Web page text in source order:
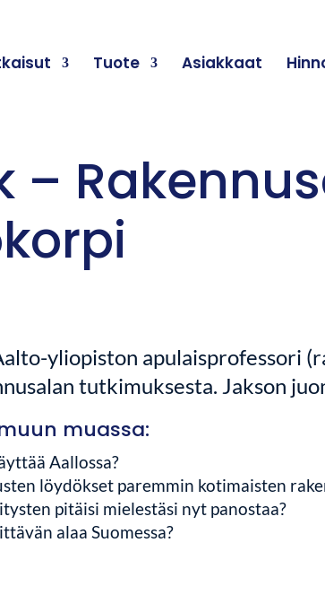
Tuote Asiakkaat
–
yliopiston apulaisprofessori
alan tutkimuksesta. Jakson
muassa:
Aallossa?
löydökset paremmin kotimaisten
pitäisi mielestäsi nyt panostaa?
alaa Suomessa?